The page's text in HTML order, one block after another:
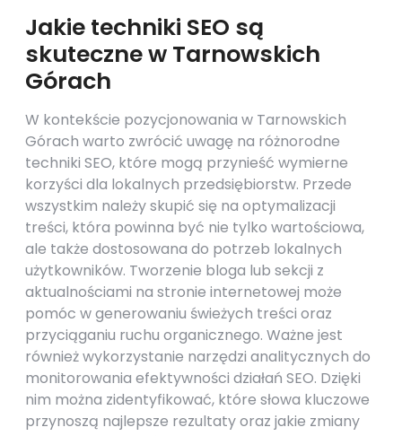
Jakie techniki SEO są
skuteczne w Tarnowskich
Górach
W kontekście pozycjonowania w Tarnowskich
Górach warto zwrócić uwagę na różnorodne
techniki SEO, które mogą przynieść wymierne
korzyści dla lokalnych przedsiębiorstw. Przede
wszystkim należy skupić się na optymalizacji
treści, która powinna być nie tylko wartościowa,
ale także dostosowana do potrzeb lokalnych
użytkowników. Tworzenie bloga lub sekcji z
aktualnościami na stronie internetowej może
pomóc w generowaniu świeżych treści oraz
przyciąganiu ruchu organicznego. Ważne jest
również wykorzystanie narzędzi analitycznych do
monitorowania efektywności działań SEO. Dzięki
nim można zidentyfikować, które słowa kluczowe
przynoszą najlepsze rezultaty oraz jakie zmiany